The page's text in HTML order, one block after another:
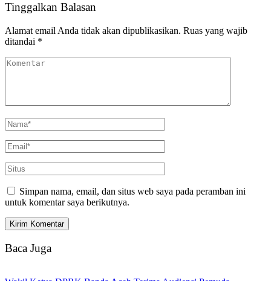
Tinggalkan Balasan
Alamat email Anda tidak akan dipublikasikan. Ruas yang wajib
ditandai *
Simpan nama, email, dan situs web saya pada peramban ini
untuk komentar saya berikutnya.
Baca Juga